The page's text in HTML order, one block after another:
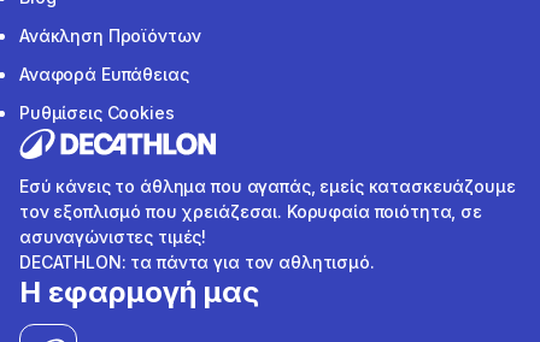
Ανάκληση Προϊόντων
Αναφορά Ευπάθειας
Ρυθμίσεις Cookies
Εσύ κάνεις το άθλημα που αγαπάς, εμείς κατασκευάζουμε
τον εξοπλισμό που χρειάζεσαι. Κορυφαία ποιότητα, σε
ασυναγώνιστες τιμές!
DECATHLON: τα πάντα για τον αθλητισμό.
Η εφαρμογή μας